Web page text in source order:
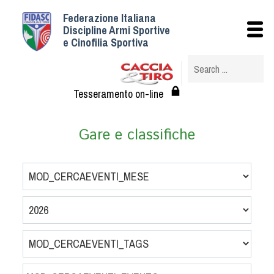
Federazione Italiana
Discipline Armi Sportive
e Cinofilia Sportiva
Tesseramento on-line
Gare e classifiche
Istituzionale
Struttura
Albo Veterinari federali
Tesseramento e Affiliazioni
Circolari
Federazione Trasparente
Convenzioni
Società
Tesserati